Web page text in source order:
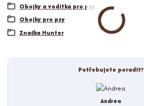
Obojky a vodítka pro psy
Obojky pro psy
Značka Hunter
Potřebujete poradit?
Andrea